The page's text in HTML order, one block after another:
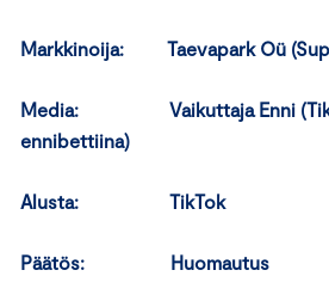
Markkinoija: Taevapark Oü
Media: Vaikuttaja Enni
ennibettiina)
Alusta: TikTok
Päätös: Huomautus